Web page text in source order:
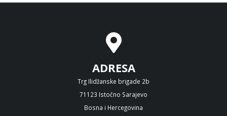
ADRESA
Trg Ilidžanske brigade 2b
71123 Istočno Sarajevo
Bosna i Hercegovina